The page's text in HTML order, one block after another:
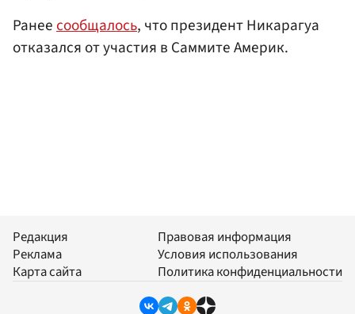
Ранеесообщалось, что президент Никарагуа
отказался от участия в Саммите Америк.
Редакция
Реклама
Карта сайта
Правовая информация
Условия использования
Политика конфиденциальности